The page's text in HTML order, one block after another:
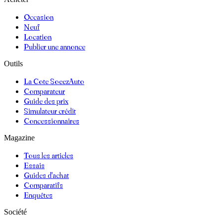
Occasion
Neuf
Location
Publier une annonce
Outils
La Cote SoeezAuto
Comparateur
Guide des prix
Simulateur crédit
Concessionnaires
Magazine
Tous les articles
Essais
Guides d'achat
Comparatifs
Enquêtes
Société